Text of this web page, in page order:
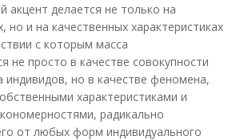
акцент делается не только на
но и на качественных характеристиках
с которым масса
не просто в качестве совокупности
индивидов, но в качестве феномена,
характеристиками и
радикально
от любых форм индивидуального